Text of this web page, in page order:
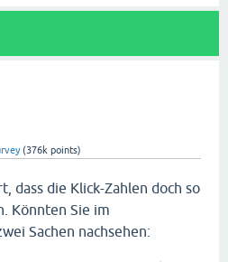
(376k points)
dass die Klick-Zahlen doch so
Könnten Sie im
Sachen nachsehen: